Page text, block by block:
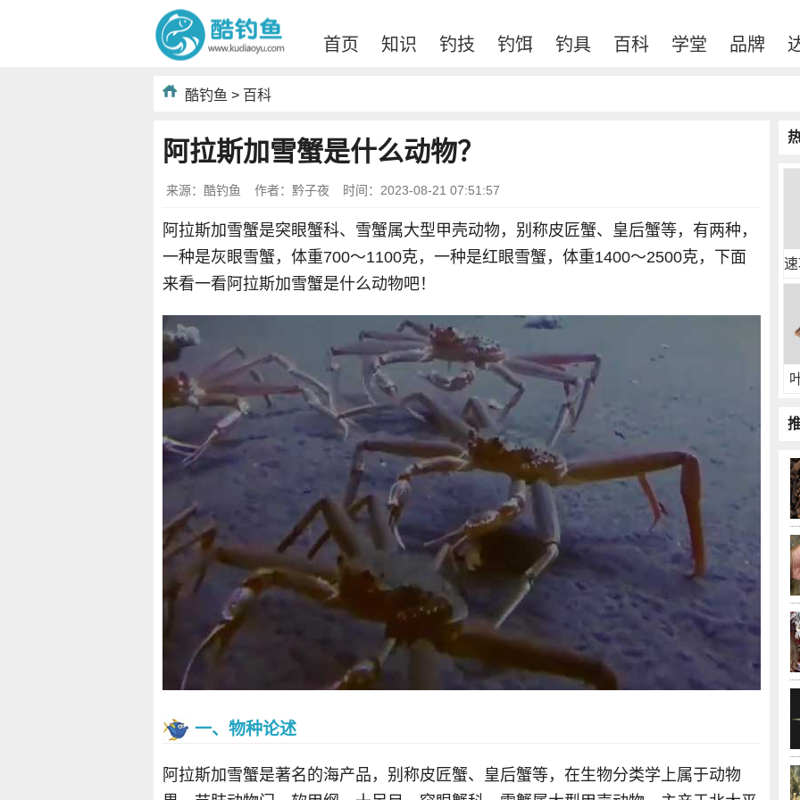
首页 知识 钓技 钓饵 钓具 百科 学堂 品牌
酷钓鱼 > 百科
阿拉斯加雪蟹是什么动物？
来源：酷钓鱼 作者：黔子夜 时间：2023-08-21 07:51:57
阿拉斯加雪蟹是突眼蟹科、雪蟹属大型甲壳动物，别称皮匠蟹、皇后蟹等，有两种，
一种是灰眼雪蟹，体重700～1100克，一种是红眼雪蟹，体重1400～2500克，下面
来看一看阿拉斯加雪蟹是什么动物吧！
一、物种论述
阿拉斯加雪蟹是著名的海产品，别称皮匠蟹、皇后蟹等，在生物分类学上属于动物